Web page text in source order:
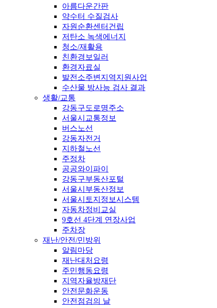
아름다운간판
약수터 수질검사
자원순환센터건립
저탄소 녹색에너지
청소/재활용
친환경보일러
환경자료실
발전소주변지역지원사업
수산물 방사능 검사 결과
생활/교통
강동구도로명주소
서울시교통정보
버스노선
강동자전거
지하철노선
주정차
공공와이파이
강동구부동산포털
서울시부동산정보
서울시토지정보시스템
자동차정비교실
9호선 4단계 연장사업
주차장
재난/안전/민방위
알림마당
재난대처요령
주민행동요령
지역자율방재단
안전문화운동
안전점검의 날